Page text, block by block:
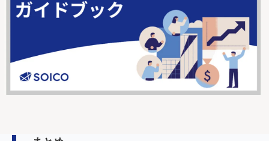
対比誤差
企業が定めた基準ではなく、被評価者と被評価者
の対比で考課をしてしまう
これらのエラーは評価者が「このようなエラーが起こりう
る」と考えることによって、ある程度は防げるものです。
事考課制度を導入する際には、評価する側に対しても研修を